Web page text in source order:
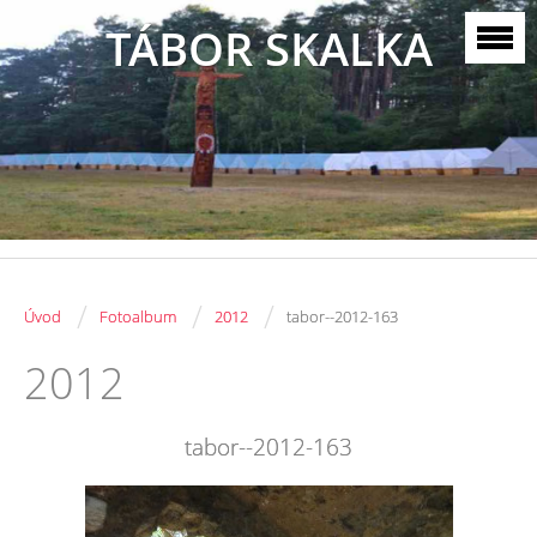
TÁBOR SKALKA
Úvod / Fotoalbum / 2012 / tabor--2012-163
2012
tabor--2012-163